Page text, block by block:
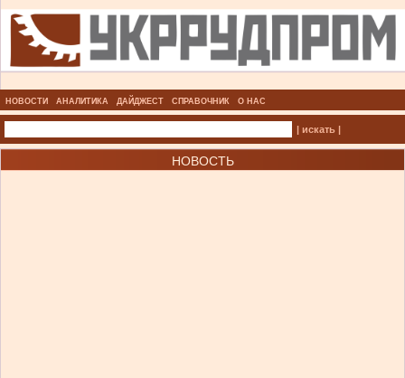
НОВОСТИ АНАЛИТИКА ДАЙДЖЕСТ СПРАВОЧНИК О НАС
| искать |
НОВОСТЬ